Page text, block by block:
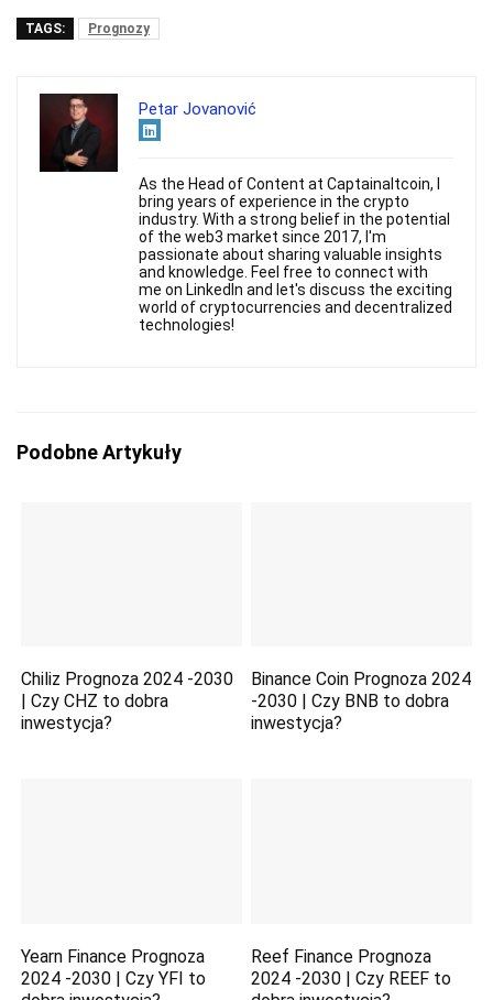
TAGS: Prognozy
Petar Jovanović
As the Head of Content at Captainaltcoin, I
bring years of experience in the crypto
industry. With a strong belief in the potential
of the web3 market since 2017, I'm
passionate about sharing valuable insights
and knowledge. Feel free to connect with
me on LinkedIn and let's discuss the exciting
world of cryptocurrencies and decentralized
technologies!
Podobne Artykuły
Chiliz Prognoza 2024 -2030
| Czy CHZ to dobra
inwestycja?
Binance Coin Prognoza 2024
-2030 | Czy BNB to dobra
inwestycja?
Yearn Finance Prognoza
2024 -2030 | Czy YFI to
Reef Finance Prognoza
2024 -2030 | Czy REEF to